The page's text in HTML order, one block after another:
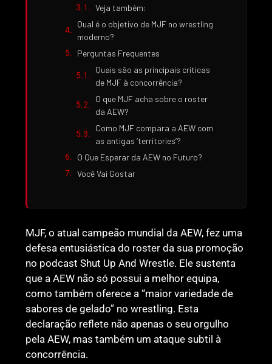
Veja também:
Qual é o objetivo de MJF no wrestling
moderno?
Perguntas Frequentes
Quais são as principais críticas
de MJF à concorrência?
O que MJF acha sobre o roster
da AEW?
Como MJF compara a AEW com
as antigas ‘territories’?
O Que Esperar da AEW no Futuro?
Você Vai Gostar
MJF, o atual campeão mundial da AEW, fez uma
defesa entusiástica do roster da sua promoção
no podcast Shut Up And Wrestle. Ele sustenta
que a AEW não só possui a melhor equipa,
como também oferece a “maior variedade de
sabores de gelado” no wrestling. Esta
declaração reflete não apenas o seu orgulho
pela AEW, mas também um ataque subtil à
concorrência.